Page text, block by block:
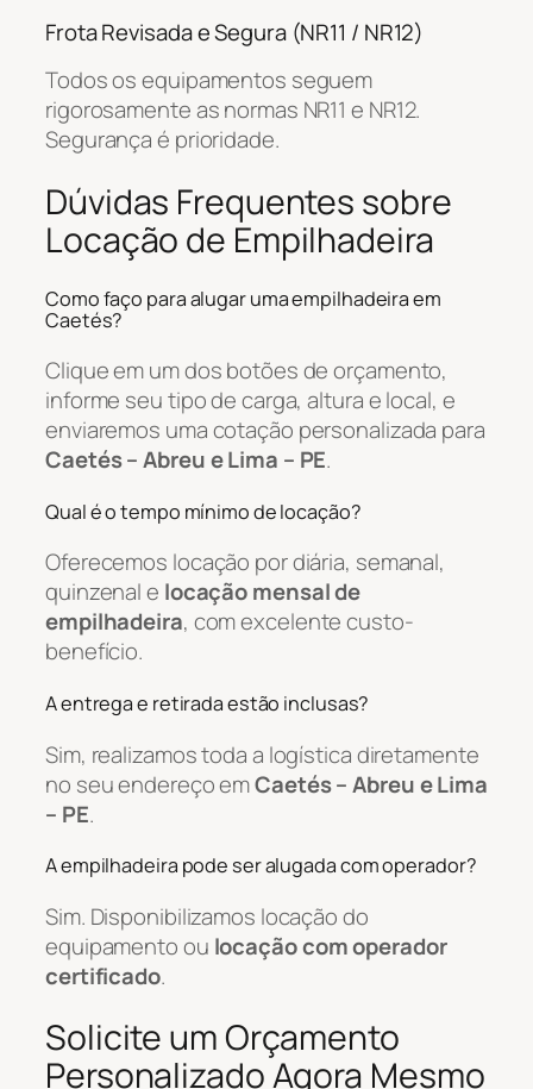
Frota Revisada e Segura (NR11 / NR12)
Todos os equipamentos seguem
rigorosamente as normas NR11 e NR12.
Segurança é prioridade.
Dúvidas Frequentes sobre
Locação de Empilhadeira
Como faço para alugar uma empilhadeira em
Caetés?
Clique em um dos botões de orçamento,
informe seu tipo de carga, altura e local, e
enviaremos uma cotação personalizada para
Caetés – Abreu e Lima – PE.
Qual é o tempo mínimo de locação?
Oferecemos locação por diária, semanal,
quinzenal e locação mensal de
empilhadeira, com excelente custo-
benefício.
A entrega e retirada estão inclusas?
Sim, realizamos toda a logística diretamente
no seu endereço emCaetés – Abreu e Lima
– PE.
A empilhadeira pode ser alugada com operador?
Sim. Disponibilizamos locação do
equipamento ou locação com operador
certificado.
Solicite um Orçamento
Personalizado Agora Mesmo